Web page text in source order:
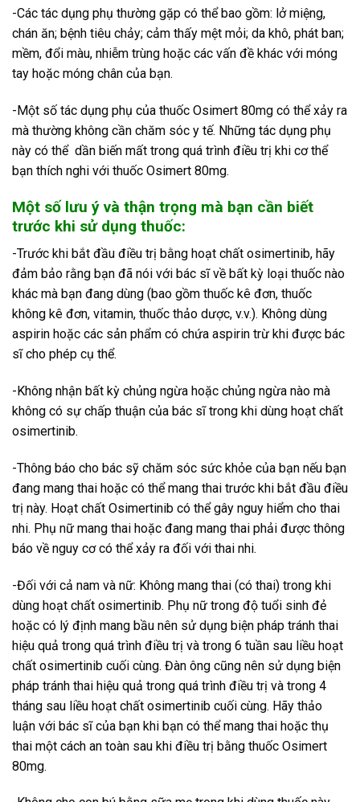
-Các tác dụng phụ thường gặp có thể bao gồm: lở miệng,
chán ăn; bệnh tiêu chảy; cảm thấy mệt mỏi; da khô, phát ban;
mềm, đổi màu, nhiễm trùng hoặc các vấn đề khác với móng
tay hoặc móng chân của bạn.
-Một số tác dụng phụ của thuốc Osimert 80mg có thể xảy ra
mà thường không cần chăm sóc y tế. Những tác dụng phụ
này có thể dần biến mất trong quá trình điều trị khi cơ thể
bạn thích nghi với thuốc Osimert 80mg.
Một số lưu ý và thận trọng mà bạn cần biết
trước khi sử dụng thuốc:
-Trước khi bắt đầu điều trị bằng hoạt chất osimertinib, hãy
đảm bảo rằng bạn đã nói với bác sĩ về bất kỳ loại thuốc nào
khác mà bạn đang dùng (bao gồm thuốc kê đơn, thuốc
không kê đơn, vitamin, thuốc thảo dược, v.v.). Không dùng
aspirin hoặc các sản phẩm có chứa aspirin trừ khi được bác
sĩ cho phép cụ thể.
-Không nhận bất kỳ chủng ngừa hoặc chủng ngừa nào mà
không có sự chấp thuận của bác sĩ trong khi dùng hoạt chất
osimertinib.
-Thông báo cho bác sỹ chăm sóc sức khỏe của bạn nếu bạn
đang mang thai hoặc có thể mang thai trước khi bắt đầu điều
trị này. Hoạt chất Osimertinib có thể gây nguy hiểm cho thai
nhi. Phụ nữ mang thai hoặc đang mang thai phải được thông
báo về nguy cơ có thể xảy ra đối với thai nhi.
-Đối với cả nam và nữ: Không mang thai (có thai) trong khi
dùng hoạt chất osimertinib. Phụ nữ trong độ tuổi sinh đẻ
hoặc có lý định mang bầu nên sử dụng biện pháp tránh thai
hiệu quả trong quá trình điều trị và trong 6 tuần sau liều hoạt
chất osimertinib cuối cùng. Đàn ông cũng nên sử dụng biện
pháp tránh thai hiệu quả trong quá trình điều trị và trong 4
tháng sau liều hoạt chất osimertinib cuối cùng. Hãy thảo
luận với bác sĩ của bạn khi bạn có thể mang thai hoặc thụ
thai một cách an toàn sau khi điều trị bằng thuốc Osimert
80mg.